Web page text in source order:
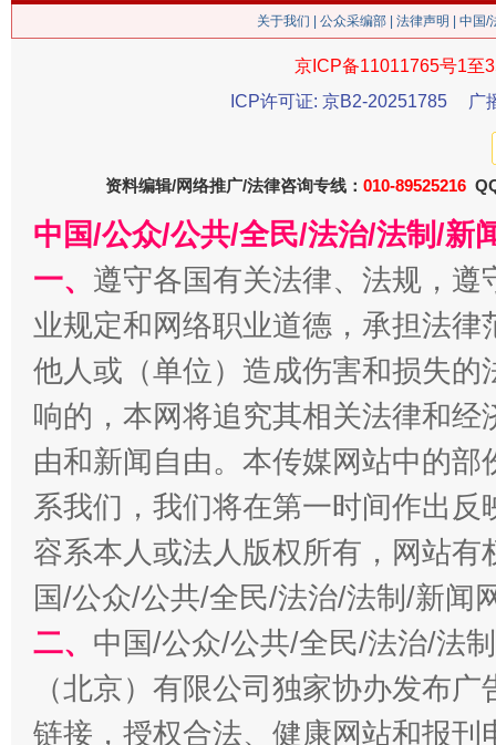
生
揭批美国五大"原罪" "炒
解纷+调解+退费，一次搞定
关于我们 公众采编部 法律声明 | 中国
京ICP备11011765号1至
ICP许可证: 京B2-20251785
广
资料编辑/网络推广/法律咨询专线： 010-89525216
中国/公众/公共/全民/法治/法制/新
一、 遵守各国有关法律、法规，
业规定和网络职业道德，承担法
他人或（单位）造成伤害和损失
响的，本网将追究其相关法律和
由和新闻自由。本传媒网站中的
系我们，我们将在第一时间作出
容系本人或法人版权所有，网站
国/公众/公共/全民/法治/法制/新闻
二、 中国/公众/公共/全民/法治/法
（北京）有限公司独家协办发布
链接，授权合法、健康网站和报